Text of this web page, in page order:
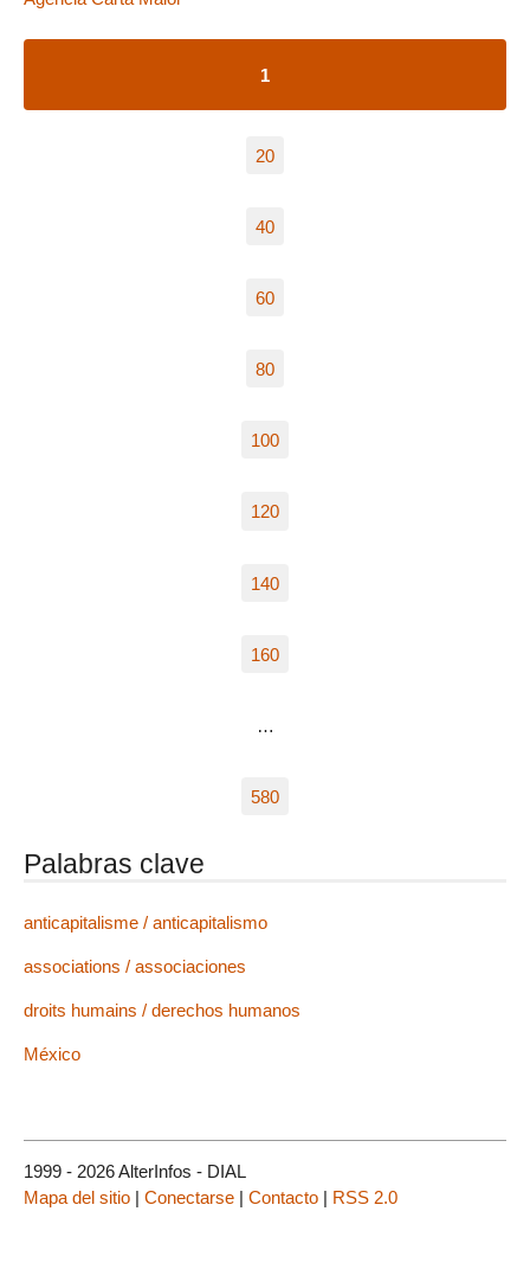
1
20
40
60
80
100
120
140
160
…
580
Palabras clave
anticapitalisme / anticapitalismo
associations / associaciones
droits humains / derechos humanos
México
1999 - 2026 AlterInfos - DIAL
Mapa del sitio | Conectarse | Contacto | RSS 2.0